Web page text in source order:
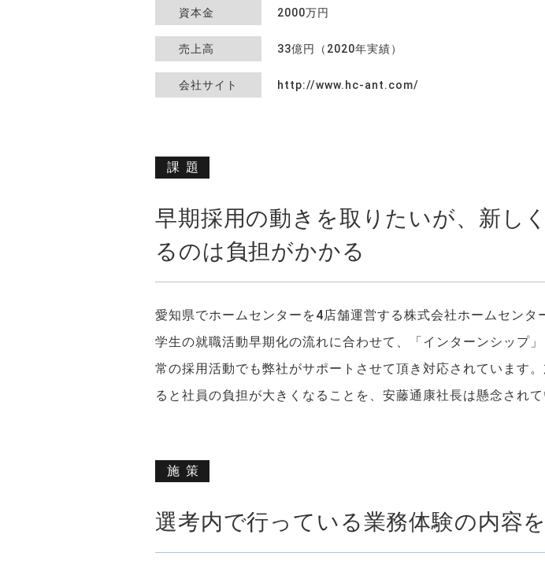
資本金 2000万円
売上高 33億円（2020年実績）
会社サイト http://www.hc-ant.com/
課題
早期採用の動きを取りたいが、新し
るのは負担がかかる
愛知県でホームセンターを4店舗運営する株式会社ホームセンタ
学生の就職活動早期化の流れに合わせて、「インターンシップ
常の採用活動でも弊社がサポートさせて頂き対応されています
ると社員の負担が大きくなることを、安藤通康社長は懸念されて
施策
選考内で行っている業務体験の内容